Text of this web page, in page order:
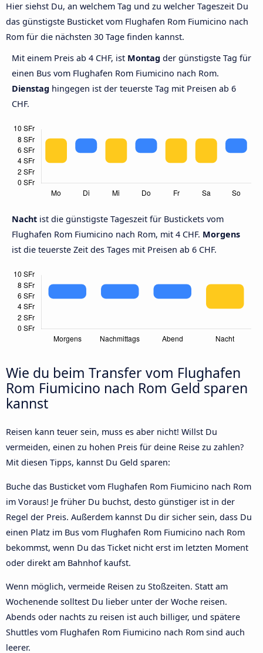
Hier siehst Du, an welchem Tag und zu welcher Tageszeit Du
das günstigste Busticket vom Flughafen Rom Fiumicino nach
Rom für die nächsten 30 Tage finden kannst.
Mit einem Preis ab 4 CHF, ist Montag der günstigste Tag für
einen Bus vom Flughafen Rom Fiumicino nach Rom.
Dienstag hingegen ist der teuerste Tag mit Preisen ab 6
CHF.
Nacht ist die günstigste Tageszeit für Bustickets vom
Flughafen Rom Fiumicino nach Rom, mit 4 CHF. Morgens
ist die teuerste Zeit des Tages mit Preisen ab 6 CHF.
Wie du beim Transfer vom Flughafen
Rom Fiumicino nach Rom Geld sparen
kannst
Reisen kann teuer sein, muss es aber nicht! Willst Du
vermeiden, einen zu hohen Preis für deine Reise zu zahlen?
Mit diesen Tipps, kannst Du Geld sparen:
Buche das Busticket vom Flughafen Rom Fiumicino nach Rom
im Voraus! Je früher Du buchst, desto günstiger ist in der
Regel der Preis. Außerdem kannst Du dir sicher sein, dass Du
einen Platz im Bus vom Flughafen Rom Fiumicino nach Rom
bekommst, wenn Du das Ticket nicht erst im letzten Moment
oder direkt am Bahnhof kaufst.
Wenn möglich, vermeide Reisen zu Stoßzeiten. Statt am
Wochenende solltest Du lieber unter der Woche reisen.
Abends oder nachts zu reisen ist auch billiger, und spätere
Shuttles vom Flughafen Rom Fiumicino nach Rom sind auch
leerer.